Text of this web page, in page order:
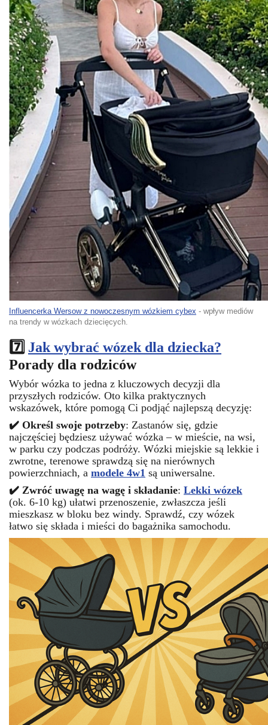
Influencerka Wersow z nowoczesnym wózkiem cybex - wpływ mediów
na trendy w wózkach dziecięcych.
7️⃣ Jak wybrać wózek dla dziecka?
Porady dla rodziców
Wybór wózka to jedna z kluczowych decyzji dla
przyszłych rodziców. Oto kilka praktycznych
wskazówek, które pomogą Ci podjąć najlepszą decyzję:
✔️ Określ swoje potrzeby: Zastanów się, gdzie
najczęściej będziesz używać wózka – w mieście, na wsi,
w parku czy podczas podróży. Wózki miejskie są lekkie i
zwrotne, terenowe sprawdzą się na nierównych
powierzchniach, a modele 4w1 są uniwersalne.
✔️ Zwróć uwagę na wagę i składanie: Lekki wózek
(ok. 6-10 kg) ułatwi przenoszenie, zwłaszcza jeśli
mieszkasz w bloku bez windy. Sprawdź, czy wózek
łatwo się składa i mieści do bagażnika samochodu.